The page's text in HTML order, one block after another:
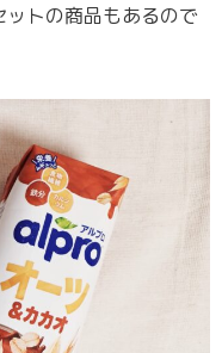
トの商品もあるので